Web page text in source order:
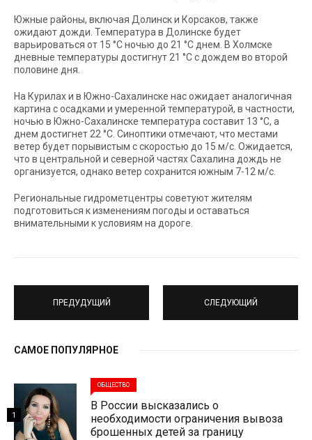
Южные районы, включая Долинск и Корсаков, также
ожидают дожди. Температура в Долинске будет
варьироваться от 15 °C ночью до 21 °C днем. В Холмске
дневные температуры достигнут 21 °C с дождем во второй
половине дня.
На Курилах и в Южно-Сахалинске нас ожидает аналогичная
картина с осадками и умеренной температурой, в частности,
ночью в Южно-Сахалинске температура составит 13 °C, а
днем достигнет 22 °C. Синоптики отмечают, что местами
ветер будет порывистым с скоростью до 15 м/с. Ожидается,
что в центральной и северной частях Сахалина дождь не
организуется, однако ветер сохранится южным 7-12 м/с.
Региональные гидрометцентры советуют жителям
подготовиться к изменениям погоды и оставаться
внимательными к условиям на дороге.
ПРЕДУДУЩИЙ СЛЕДУЮЩИЙ
САМОЕ ПОПУЛЯРНОЕ
ОБЩЕСТВО
В России высказались о
необходимости ограничения вывоза
брошенных детей за границу
1